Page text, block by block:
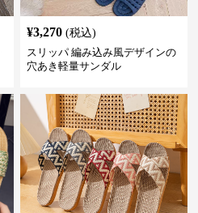
¥3,270 (税込)
スリッパ 編み込み風デザインの
穴あき軽量サンダル